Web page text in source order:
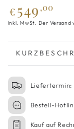
Regulärer
Preis
€549 ,00
inkl. MwSt. Der
Liefertermin:
Bestell-
Kauf auf